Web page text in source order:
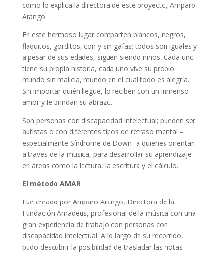
como lo explica la directora de este proyecto, Amparo
Arango.
En este hermoso lugar comparten blancos, negros,
flaquitos, gorditos, con y sin gafas; todos son iguales y
a pesar de sus edades, siguen siendo niños. Cada uno
tiene su propia historia, cada uno vive su propio
mundo sin malicia, mundo en el cual todo es alegría.
Sin importar quién llegue, lo reciben con un inmenso
amor y le brindan su abrazo.
Son personas con discapacidad intelectual; pueden ser
autistas o con diferentes tipos de retraso mental –
especialmente Síndrome de Down- a quienes orientan
a través de la música, para desarrollar su aprendizaje
en áreas como la lectura, la escritura y el cálculo.
El método AMAR
Fue creado por Amparo Arango, Directora de la
Fundación Amadeus, profesional de la música con una
gran experiencia de trabajo con personas con
discapacidad intelectual. A lo largo de su recorrido,
pudo descubrir la posibilidad de trasladar las notas